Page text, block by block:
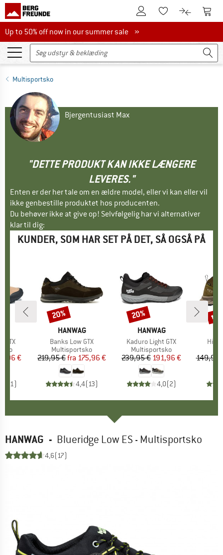
Til kundekontoenTil huskesedlen.
Til Til
Up to 50% off now in our summer sale
Up to 50% off now in our summer sale »
Multisportsko
Bjergentusiast Max
"DETTE PRODUKT KAN IKKE LÆNGERE
LEVERES."
Enten er der her tale om en ældre model, eller vi kan eller vil
ikke genbestille produktet hos producenten.
Du behøver ikke at give op! Selvfølgelig har vi alternativer
klar til dig:
KUNDER, SOM HAR SET PÅ DET, SÅ OGSÅ PÅ
GTX
pris
€
1)
MÆRKE
HANWAG
Artikel
Banks Low GTX
Produktgruppe
Multisportsko
Pris
219,95 € Nedsat pris
fra 175,96 €
4,4(13)
Rabat
20%
MÆRKE
HANWAG
Artikel
Kaduro Light GTX
Produktgruppe
Multisportsko
Pris
239,95 € Nedsat pris
191,96 €
4,0(2)
Rabat
20%
149,95
til
HANWAG - Blueridge Low ES - Multisportsko
4,6(17)